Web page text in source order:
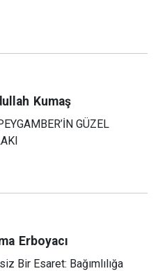
Kumaş
GÜZEL
Erboyacı
Bir Esaret: Bağımlılığa